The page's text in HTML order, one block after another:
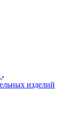
изделий